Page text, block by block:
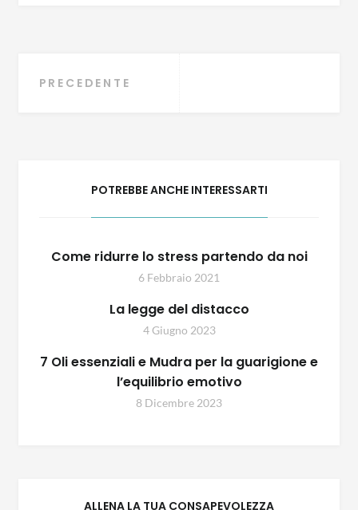
Navigazione
PRECEDENTE
POTREBBE ANCHE INTERESSARTI
Come ridurre lo stress partendo da noi
6 Febbraio 2021
La legge del distacco
4 Giugno 2023
7 Oli essenziali e Mudra per la guarigione e
l’equilibrio emotivo
8 Dicembre 2023
ALLENA LA TUA CONSAPEVOLEZZA